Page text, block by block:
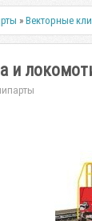
»Векторные
и